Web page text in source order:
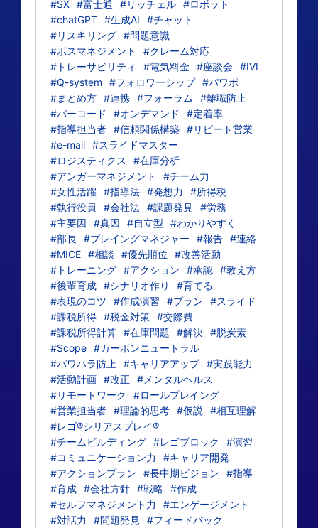
#SX #富士通 #リッチェル #ロボット
#chatGPT #生成AI
#チャット
#リスキリング #問題意識
#ボスマネジメント
#クレーム対応
#トレーサビリティ
#電気料金 #座談会 #IVI
#Q-system
#フォロワーシップ #パワポ
#まとめ方 #連携 #フォーラム
#離職防止
#バーコード
#オンデマンド
#定着率
#指導担当者 #信頼関係構築 #リピート営業
#e-mail #スライドマスター
#ロジスティクス
#在庫分析
#アンガーマネジメント
#チーム力
#女性活躍 #指導法 #発想力
#所得税
#執行役員
#会社法 #課題発見
#労務
#主要因
#真因 #自立型
#わかりやすく
#部長 #プレイングマネジャー #報告 #連絡
#MICE #相談 #優先順位
#改善活動
#トレーニング #アクション #承認 #教え方
#後輩育成 #シナリオ作り
#育てる
#表現のコツ
#作成演習 #プラン
#スライド
#課税所得 #税金対策 #交際費
#課税所得計算 #在庫問題 #解決 #脱炭素
#Scope #カーボンニュートラル
#パワハラ防止
#キャリアアップ #実践能力
#活動計画 #改正
#メンタルヘルス
#リモートワーク
#ロールプレイング
#営業担当者 #理論的思考 #仮説
#相互理解
#レゴ®シリアスプレイ®
#チームビルディング #レゴブロック
#演習
#コミュニケーション力
#キャリア開発
#アクションプラン
#長中期ビジョン
#指導
#育成 #会社方針 #戦略 #作成
#セルフマネジメント力
#エンゲージメント
#対話力
#問題発見
#フィードバック